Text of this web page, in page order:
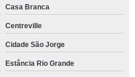
Casa Branca
Centreville
Cidade São Jorge
Estância Rio Grande